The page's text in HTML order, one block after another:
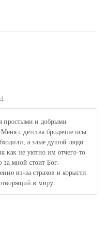
простыми и добрыми
с детства бродячие псы
а злые душой люди
как не уютно им отчего-то
за мной стоит Бог.
из-за страхов и корысти
в миру.